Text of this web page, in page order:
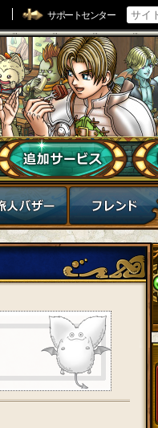
サポートセンター